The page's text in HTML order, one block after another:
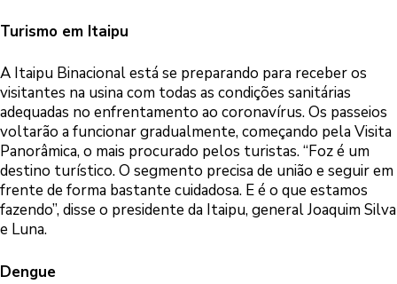
Turismo em Itaipu
A Itaipu Binacional está se preparando para receber os
visitantes na usina com todas as condições sanitárias
adequadas no enfrentamento ao coronavírus. Os passeios
voltarão a funcionar gradualmente, começando pela Visita
Panorâmica, o mais procurado pelos turistas. “Foz é um
destino turístico. O segmento precisa de união e seguir em
frente de forma bastante cuidadosa. E é o que estamos
fazendo”, disse o presidente da Itaipu, general Joaquim Silva
e Luna.
Dengue